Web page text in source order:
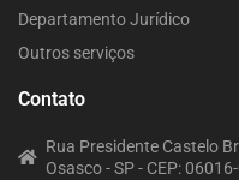
Departamento Jurídico
Outros serviços
Contato
Rua Presidente Castelo
Osasco - SP - CEP: